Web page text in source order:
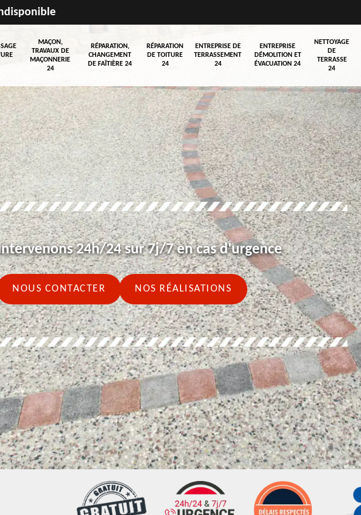
MAÇON,
TRAVAUX DE
MAÇONNERIE
24
RÉPARATION,
CHANGEMENT
DE FAÎTIÈRE 24
RÉPARATION
DE TOITURE
24
ENTREPRISE DE
TERRASSEMENT
24
ENTREPRISE
DÉMOLITION ET
ÉVACUATION 24
NETTOYAGE
DE
TERRASSE
24
24h/24 sur 7j/7 en cas d'urgence
NOUS CONTACTER NOS RÉALISATIONS